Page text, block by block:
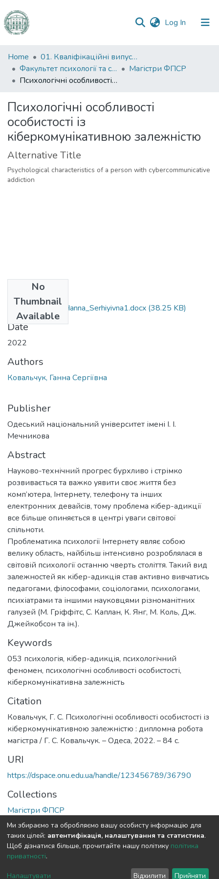
Log In (current)
Communities
&
Collections
Statistics
Home
01. Кваліфікаційні випускні роботи здобувачів вищої освіти
Факультет психології та соціальної роботи
Магістри ФПСР
Психологічні особливості особистості із кіберкомунікативною залежністю
Психологічні особливості
особистості із
кіберкомунікативною залежністю
Alternative Title
Psychological characteristics of a person with cybercommunicative
addiction
No
Thumbnail
Available
053_Kovalchuk_Hanna_Serhiyivna1.docx (38.25 KB)
Date
2022
Authors
Ковальчук, Ганна Сергіївна
Publisher
Одеський національний університет імені І. І.
Мечникова
Abstract
Науково-технічний прогрес бурхливо і стрімко
розвивається та важко уявити своє життя без
комп’ютера, Інтернету, телефону та інших
електронних девайсів, тому проблема кібер-адикції
все більше опиняється в центрі уваги світової
спільноти.
Проблематика психології Інтернету являє собою
велику область, найбільш інтенсивно розроблялася в
світовій психології останню чверть століття. Такий вид
залежностей як кібер-адикція став активно вивчатись
педагогами, філософами, соціологами, психологами,
психіатрами та іншими науковцями різноманітних
галузей (М. Гріффітс, С. Каплан, К. Янг, М. Коль, Дж.
Джейкобсон та ін.).
Keywords
053 психологія, кібер-адикція, психологічний
феномен, психологічні особливості особистості,
кіберкомунікативна залежність
Citation
Ковальчук, Г. С. Психологічні особливості особистості із
кіберкомунікативною залежністю : дипломна робота
магістра / Г. С. Ковальчук. – Одеса, 2022. – 84 с.
URI
https://dspace.onu.edu.ua/handle/123456789/36790
Collections
Магістри ФПСР
Full item page
Cookie End User Send
Ми збираємо та обробляємо вашу особисту інформацію для
таких цілей: автентифікація, налаштування та статистика.
Щоб дізнатися більше, прочитайте нашу політику політика
приватності.
Налаштувати Відхилити Прийняти